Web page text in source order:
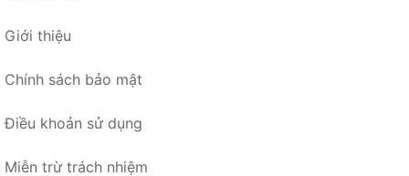
Giới thiệu
Chính sách bảo mật
Điều khoản sử dụng
Miễn trừ trách nhiệm